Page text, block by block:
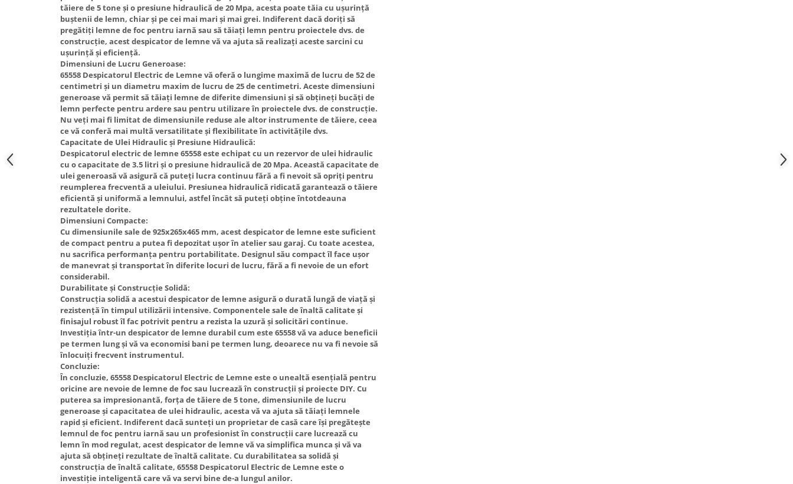
Suflante cu aer cald
Scari metalice
Scule cu acumulator
Scule pentru electricieni
Truse de scule
Truse de lipit PPR
Ventuze cu brate pentru transport
Vibratoare beton
Masini de spalat vase incorporabile
Masini de spalat vase
independente
Masini de spalat rufe
Masini de spalat rufe frontale
Masini de spalat rufe verticale
Masini de spalat rufe incorporabile
Masini de spalat rufe cu uscator
Uscatoare de rufe
Masini de facut paine
Pachete electrocasnice
incorporabile
SANDWICH MAKER
Storcatoare de fructe
tăiere de 5 tone și o presiune hidraulică de 20 Mpa, acesta poate tăia cu ușurință
buștenii de lemn, chiar și pe cei mai mari și mai grei. Indiferent dacă doriți să
pregătiți lemne de foc pentru iarnă sau să tăiați lemn pentru proiectele dvs. de
construcție, acest despicator de lemne vă va ajuta să realizați aceste sarcini cu
ușurință și eficiență.
Dimensiuni de Lucru Generoase:
65558 Despicatorul Electric de Lemne vă oferă o lungime maximă de lucru de 52 de
centimetri și un diametru maxim de lucru de 25 de centimetri. Aceste dimensiuni
generoase vă permit să tăiați lemne de diferite dimensiuni și să obțineți bucăți de
lemn perfecte pentru ardere sau pentru utilizare în proiectele dvs. de construcție.
Nu veți mai fi limitat de dimensiunile reduse ale altor instrumente de tăiere, ceea
ce vă conferă mai multă versatilitate și flexibilitate în activitățile dvs.
Capacitate de Ulei Hidraulic și Presiune Hidraulică:
Despicatorul electric de lemne 65558 este echipat cu un rezervor de ulei hidraulic
cu o capacitate de 3.5 litri și o presiune hidraulică de 20 Mpa. Această capacitate de
ulei generoasă vă asigură că puteți lucra continuu fără a fi nevoit să opriți pentru
reumplerea frecventă a uleiului. Presiunea hidraulică ridicată garantează o tăiere
eficientă și uniformă a lemnului, astfel încât să puteți obține întotdeauna
rezultatele dorite.
Dimensiuni Compacte:
Cu dimensiunile sale de 925x265x465 mm, acest despicator de lemne este suficient
de compact pentru a putea fi depozitat ușor în atelier sau garaj. Cu toate acestea,
nu sacrifica performanța pentru portabilitate. Designul său compact îl face ușor
de manevrat și transportat în diferite locuri de lucru, fără a fi nevoie de un efort
considerabil.
Durabilitate și Construcție Solidă:
Construcția solidă a acestui despicator de lemne asigură o durată lungă de viață și
rezistență în timpul utilizării intensive. Componentele sale de înaltă calitate și
finisajul robust îl fac potrivit pentru a rezista la uzură și solicitări continue.
Investiția într-un despicator de lemne durabil cum este 65558 vă va aduce beneficii
pe termen lung și vă va economisi bani pe termen lung, deoarece nu va fi nevoie să
înlocuiți frecvent instrumentul.
Concluzie:
În concluzie, 65558 Despicatorul Electric de Lemne este o unealtă esențială pentru
oricine are nevoie de lemne de foc sau lucrează în construcții și proiecte DIY. Cu
puterea sa impresionantă, forța de tăiere de 5 tone, dimensiunile de lucru
generoase și capacitatea de ulei hidraulic, acesta vă va ajuta să tăiați lemnele
rapid și eficient. Indiferent dacă sunteți un proprietar de casă care își pregătește
lemnul de foc pentru iarnă sau un profesionist în construcții care lucrează cu
lemn în mod regulat, acest despicator de lemne vă va simplifica munca și vă va
ajuta să obțineți rezultate de înaltă calitate. Cu durabilitatea sa solidă și
construcția de înaltă calitate, 65558 Despicatorul Electric de Lemne este o
investiție inteligentă care vă va servi bine de-a lungul anilor.